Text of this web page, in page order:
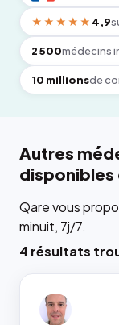
★★★★★ 4,9
2 500médecins
10 millionsde
Autres
Qare vous
minuit, 7j/7.
4 résultats